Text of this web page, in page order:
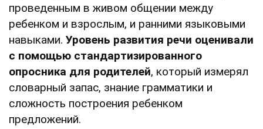
проведенным в живом общении между
ребенком и взрослым, и ранними языковыми
навыками. Уровень развития речи оценивали
с помощью стандартизированного
опросника для родителей, который измерял
словарный запас, знание грамматики и
сложность построения ребенком
предложений.